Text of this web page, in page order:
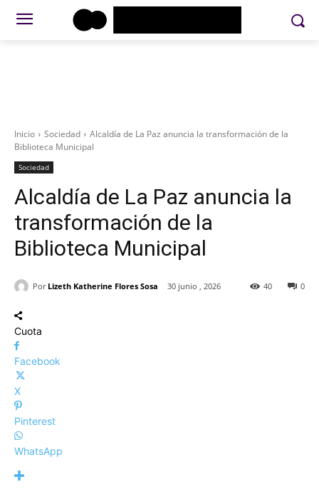
Inicio Sociedad
Alcaldía de La Paz anuncia la transformación de la
Biblioteca Municipal
Sociedad
Alcaldía de La Paz anuncia la
transformación de la
Biblioteca Municipal
Por Lizeth Katherine Flores Sosa 30 junio , 2026 0
40
Cuota
Facebook
X
Pinterest
WhatsApp